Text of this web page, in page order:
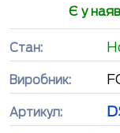
Є у
Стан:
Виробник:
Артикул: